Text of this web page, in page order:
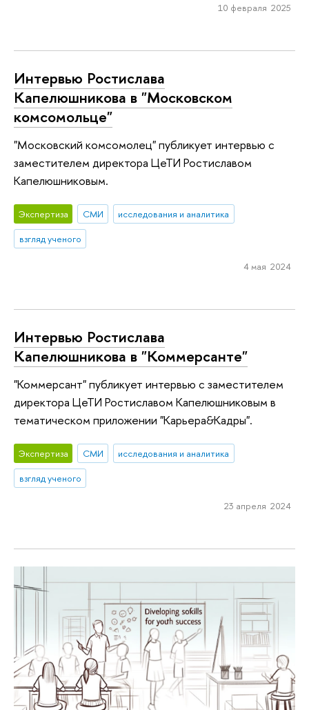
10 февраля 2025
Интервью Ростислава
Капелюшникова в "Московском
комсомольце"
"Московский комсомолец" публикует интервью с
заместителем директора ЦеТИ Ростиславом
Капелюшниковым.
Экспертиза СМИ
исследования и аналитика
взгляд ученого
4 мая 2024
Интервью Ростислава
Капелюшникова в "Коммерсанте"
"Коммерсант" публикует интервью с заместителем
директора ЦеТИ Ростиславом Капелюшниковым в
тематическом приложении "Карьера&Кадры".
Экспертиза СМИ
исследования и аналитика
взгляд ученого
23 апреля 2024